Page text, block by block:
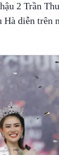
2 Trần
Hà diễn trên